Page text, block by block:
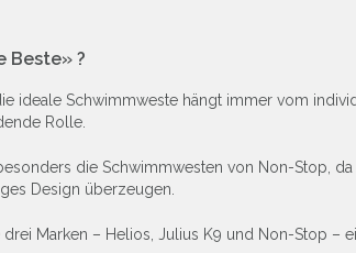
Beste» ?
ideale Schwimmweste hängt immer vom
Rolle.
die Schwimmwesten von Non-Stop,
Design überzeugen.
Marken – Helios, Julius K9 und Non-Stop –